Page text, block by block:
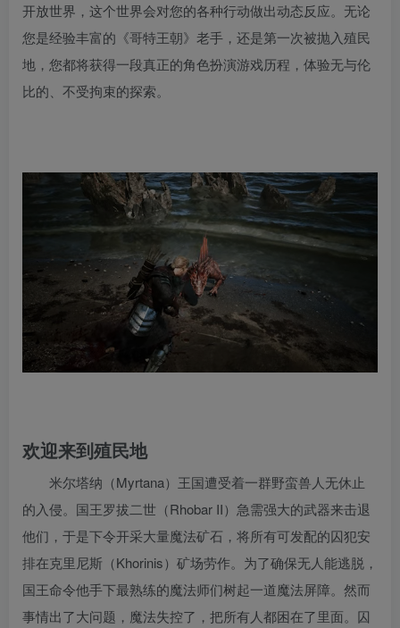
开放世界，这个世界会对您的各种行动做出动态反应。无论
您是经验丰富的《哥特王朝》老手，还是第一次被抛入殖民
地，您都将获得一段真正的角色扮演游戏历程，体验无与伦
比的、不受拘束的探索。
欢迎来到殖民地
米尔塔纳（Myrtana）王国遭受着一群野蛮兽人无休止
的入侵。国王罗拔二世（Rhobar II）急需强大的武器来击退
他们，于是下令开采大量魔法矿石，将所有可发配的囚犯安
排在克里尼斯（Khorinis）矿场劳作。为了确保无人能逃脱，
国王命令他手下最熟练的魔法师们树起一道魔法屏障。然而
事情出了大问题，魔法失控了，把所有人都困在了里面。囚